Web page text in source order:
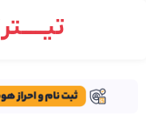
تیـــــتر24